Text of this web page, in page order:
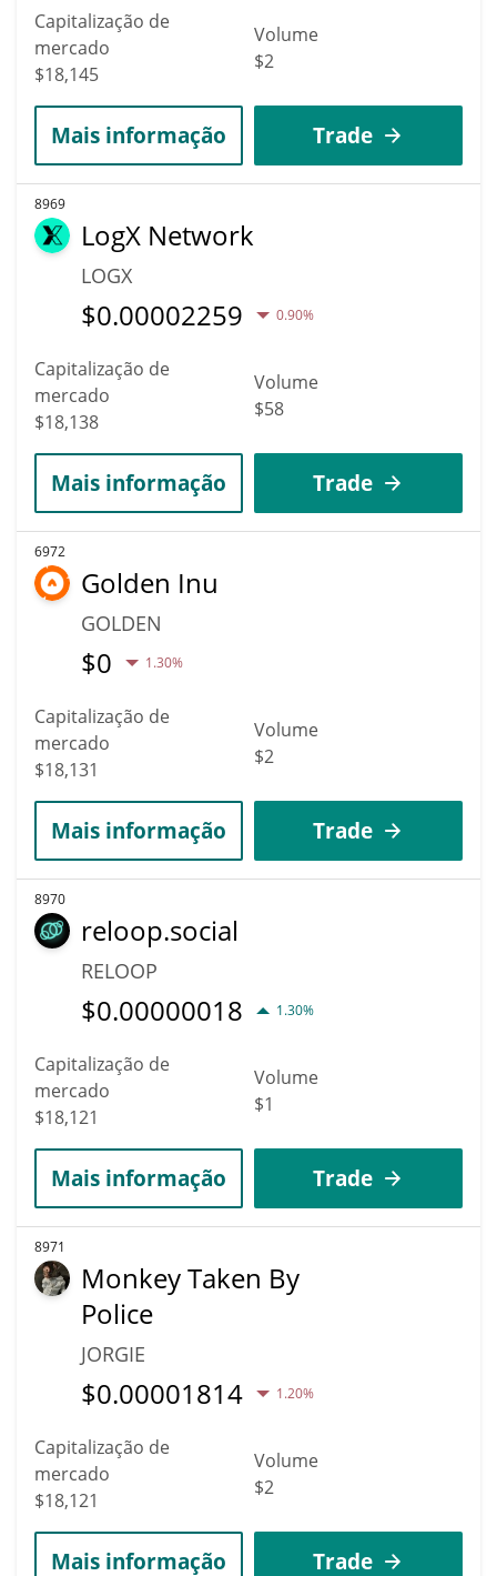
Capitalização de
mercado
$18,145
Volume
$2
Mais informação Trade
8969
LogX Network
LOGX
$0.00002259 0.90%
Capitalização de
mercado
$18,138
Volume
$58
Mais informação Trade
6972
Golden Inu
GOLDEN
$0 1.30%
Capitalização de
mercado
$18,131
Volume
$2
Mais informação Trade
8970
reloop.social
RELOOP
$0.00000018 1.30%
Capitalização de
mercado
$18,121
Volume
$1
Mais informação Trade
8971
Monkey Taken By
Police
JORGIE
$0.00001814 1.20%
Capitalização de
mercado
$18,121
Volume
$2
Mais informação Trade